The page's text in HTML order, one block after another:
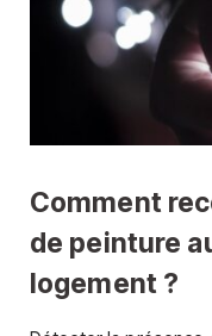
Comment
de peinture
logement ?